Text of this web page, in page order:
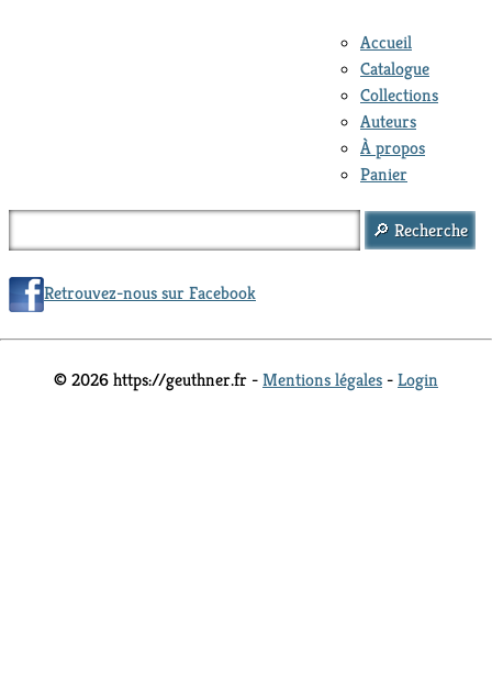
Accueil
Catalogue
Collections
Auteurs
À propos
Panier
Retrouvez-nous sur Facebook
© 2026 https://geuthner.fr -Mentions légales -Login